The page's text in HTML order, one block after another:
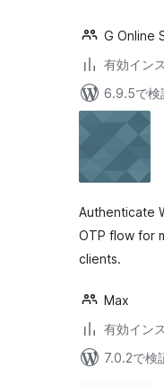
G Online
有効イン
6.9.5で検
Authenticate
OTP flow for
clients.
Max
有効イン
7.0.2で検